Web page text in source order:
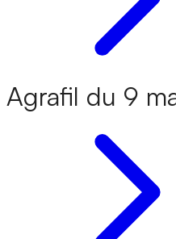
Agrafil du 9